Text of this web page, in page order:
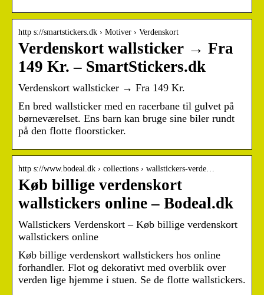
http s://smartstickers.dk › Motiver › Verdenskort
Verdenskort wallsticker → Fra
149 Kr. – SmartStickers.dk
Verdenskort wallsticker → Fra 149 Kr.
En bred wallsticker med en racerbane til gulvet på
børneværelset. Ens barn kan bruge sine biler rundt
på den flotte floorsticker.
http s://www.bodeal.dk › collections › wallstickers-verde…
Køb billige verdenskort
wallstickers online – Bodeal.dk
Wallstickers Verdenskort – Køb billige verdenskort
wallstickers online
Køb billige verdenskort wallstickers hos online
forhandler. Flot og dekorativt med overblik over
verden lige hjemme i stuen. Se de flotte wallstickers.